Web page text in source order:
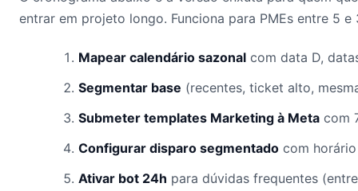
entrar em projeto longo. Funciona para PMEs entre 5 e
Mapear calendário sazonal com data D,
Segmentar base (recentes, ticket alto,
Submeter templates Marketing à Meta com
Configurar disparo segmentado com
Ativar bot 24h para dúvidas frequentes